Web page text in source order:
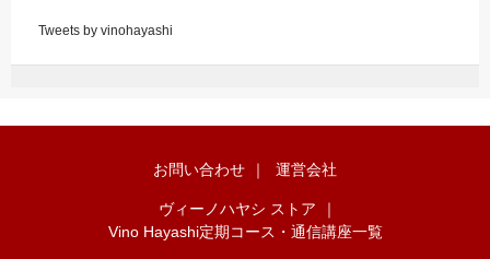
Tweets by vinohayashi
お問い合わせ ｜ 運営会社
ヴィーノハヤシ ストア
｜
Vino Hayashi定期コース・通信講座一覧